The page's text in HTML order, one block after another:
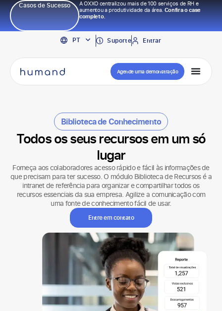
Casos de Sucesso
A OXXO centralizou mais de 100 serviços de RH e
aumentou a produtividade da área.Confira o case
completo.
PT
EN
ES
Suporte Entrar
Agende uma demonstração
Biblioteca de Conhecimento
Todos os seus recursos em um só
lugar
Forneça aos colaboradores acesso rápido e fácil às informações de
que precisam para ter sucesso. O módulo Biblioteca de Recursos é a
intranet de referência para organizar e compartilhar todos os
recursos essenciais da sua empresa. Agilize a comunicação com
uma fonte de conhecimento fácil de usar.
Entre em contato